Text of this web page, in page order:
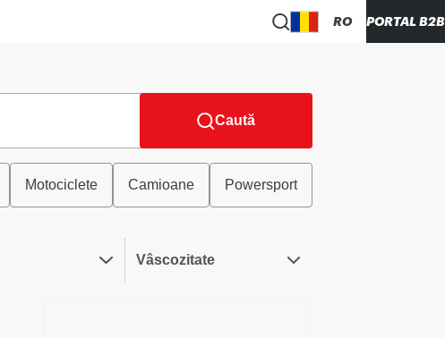
RO PORTAL B2B
Caută
Motociclete Camioane Powersport
Vâscozitate